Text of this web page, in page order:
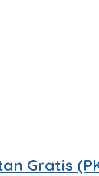
Gratis